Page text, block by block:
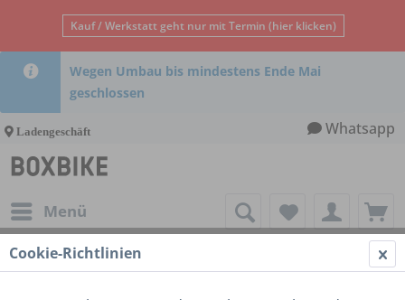
Kauf / Werkstatt geht nur mit Termin (hier klicken)
Wegen Umbau bis mindestens Ende Mai
geschlossen
Ladengeschäft Whatsapp
Menü
Cookie-Richtlinien